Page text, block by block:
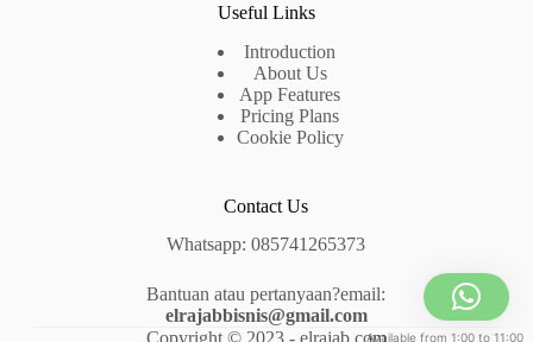
Useful Links
Introduction
About Us
App Features
Pricing Plans
Cookie Policy
Contact Us
Whatsapp: 085741265373
Bantuan atau pertanyaan?email:
elrajabbisnis@gmail.com
Available from 1:00 to 11:00